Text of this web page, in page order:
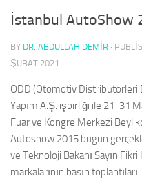
İstanbul AutoShow
BY DR. ABDULLAH DEMİR ·
ŞUBAT 2021
ODD (Otomotiv Distribütörleri
Yapım A.Ş. işbirliği ile 21-31
Fuar ve Kongre Merkezi
Autoshow 2015 bugün
ve Teknoloji Bakanı Sayın Fikri
markalarının basın